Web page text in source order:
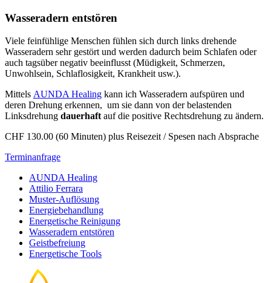
Wasseradern entstören
Viele feinfühlige Menschen fühlen sich durch links drehende
Wasseradern sehr gestört und werden dadurch beim Schlafen oder
auch tagsüber negativ beeinflusst (Müdigkeit, Schmerzen,
Unwohlsein, Schlaflosigkeit, Krankheit usw.).
Mittels AUNDA Healing kann ich Wasseradern aufspüren und
deren Drehung erkennen, um sie dann von der belastenden
Linksdrehung dauerhaftauf die positive Rechtsdrehung zu ändern.
CHF 130.00 (60 Minuten) plus Reisezeit / Spesen nach Absprache
Terminanfrage
AUNDA Healing
Attilio Ferrara
Muster-Auflösung
Energiebehandlung
Energetische Reinigung
Wasseradern entstören
Geistbefreiung
Energetische Tools